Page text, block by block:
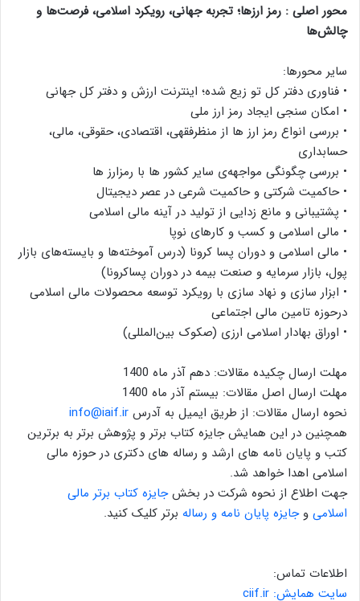
محور اصلی : رمز ارز‌ها؛ تجربه جهانی، رویکرد اسلامی، فرصت‌ها و
چالش‌ها
سایر محورها:
• فناوری دفتر کل تو زیع شده؛ اینترنت ارزش و دفتر کل جهانی
• امکان سنجی ایجاد رمز ارز ملی
• بررسی انواع رمز ارز ها از منظرفقهی، اقتصادی، حقوقی، مالی،
حسابداری
• بررسی چگونگی مواجهه‌ی سایر کشور ‌ها با رمزارز ‌ها
• حاکمیت شرکتی و حاکمیت شرعی در عصر دیجیتال
• پشتیبانی و مانع زدایی از تولید در آینه مالی اسلامی
• مالی اسلامی و کسب و کار‌های نوپا
• مالی اسلامی و دوران پسا کرونا (درس آموخته‌ها و بایسته‌های بازار
پول، بازار سرمایه و صنعت بیمه در دوران پساکرونا)
• ابزار سازی و نهاد سازی با رویکرد توسعه محصولات مالی اسلامی
درحوزه تامین مالی اجتماعی
• اوراق بهادار اسلامی ارزی (صکوک بین‌المللی)
مهلت ارسال چکیده مقالات: دهم آذر ماه 1400
مهلت ارسال اصل مقالات: بیستم آذر ماه 1400
نحوه ارسال مقالات: از طریق ایمیل به آدرس info@iaif.ir
همچنین در این همایش جایزه کتاب برتر و پژوهش برتر به برترین
کتب و پایان نامه های ارشد و رساله های دکتری در حوزه مالی
اسلامی اهدا خواهد شد.
جهت اطلاع از نحوه شرکت در بخشجایزه کتاب برتر مالی
اسلامی وجایزه پایان نامه و رساله برتر کلیک کنید.
اطلاعات تماس:
سایت همایش: ciif.ir